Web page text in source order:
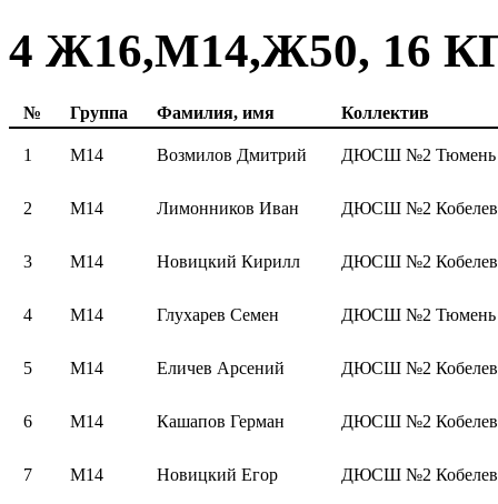
4 Ж16,М14,Ж50, 16
№ Группа Фамилия, имя Коллектив
1 М14 Возмилов Дмитрий ДЮСШ №2 Тюмень
2 М14 Лимонников Иван ДЮСШ №2
3 М14 Новицкий Кирилл ДЮСШ №2
4 М14 Глухарев Семен ДЮСШ №2 Тюмень
5 М14 Еличев Арсений ДЮСШ №2
6 М14 Кашапов Герман ДЮСШ №2
7 М14 Новицкий Егор ДЮСШ №2